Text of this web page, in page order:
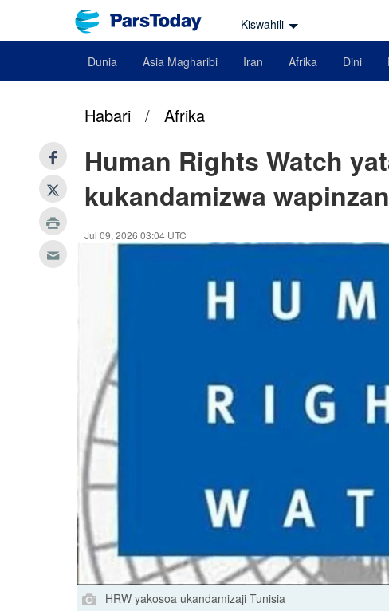
Kiswahili
Dunia Asia Magharibi Iran Afrika Dini
Habari / Afrika
Human Rights Watch
kukandamizwa
Jul 09, 2026 03:04 UTC
HRW yakosoa ukandamizaji Tunisia